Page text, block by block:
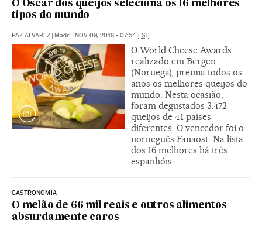
O Oscar dos queijos seleciona os 16 melhores
tipos do mundo
PAZ ÁLVAREZ Madri NOV 09, 2018 - 07:54 EST
O World Cheese Awards,
realizado em Bergen
(Noruega), premia todos os
anos os melhores queijos do
mundo. Nesta ocasião,
foram degustados 3.472
queijos de 41 países
diferentes. O vencedor foi o
norueguês Fanaost. Na lista
dos 16 melhores há três
espanhóis
GASTRONOMIA
O melão de 66 mil reais e outros alimentos
absurdamente caros